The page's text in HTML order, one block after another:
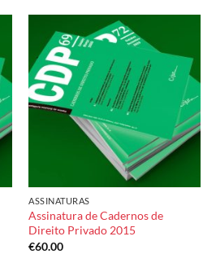
Add to
wishlist
ASSINATURAS
Assinatura de Cadernos de
Direito Privado 2015
€60.00